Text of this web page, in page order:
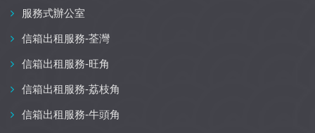
服務式辦公室
信箱出租服務-荃灣
信箱出租服務-旺角
信箱出租服務-荔枝角
信箱出租服務-牛頭角